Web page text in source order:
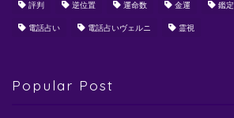
評判 逆位置 運命数 金運 鑑
電話占い 電話占いヴェルニ 霊視
Popular Post